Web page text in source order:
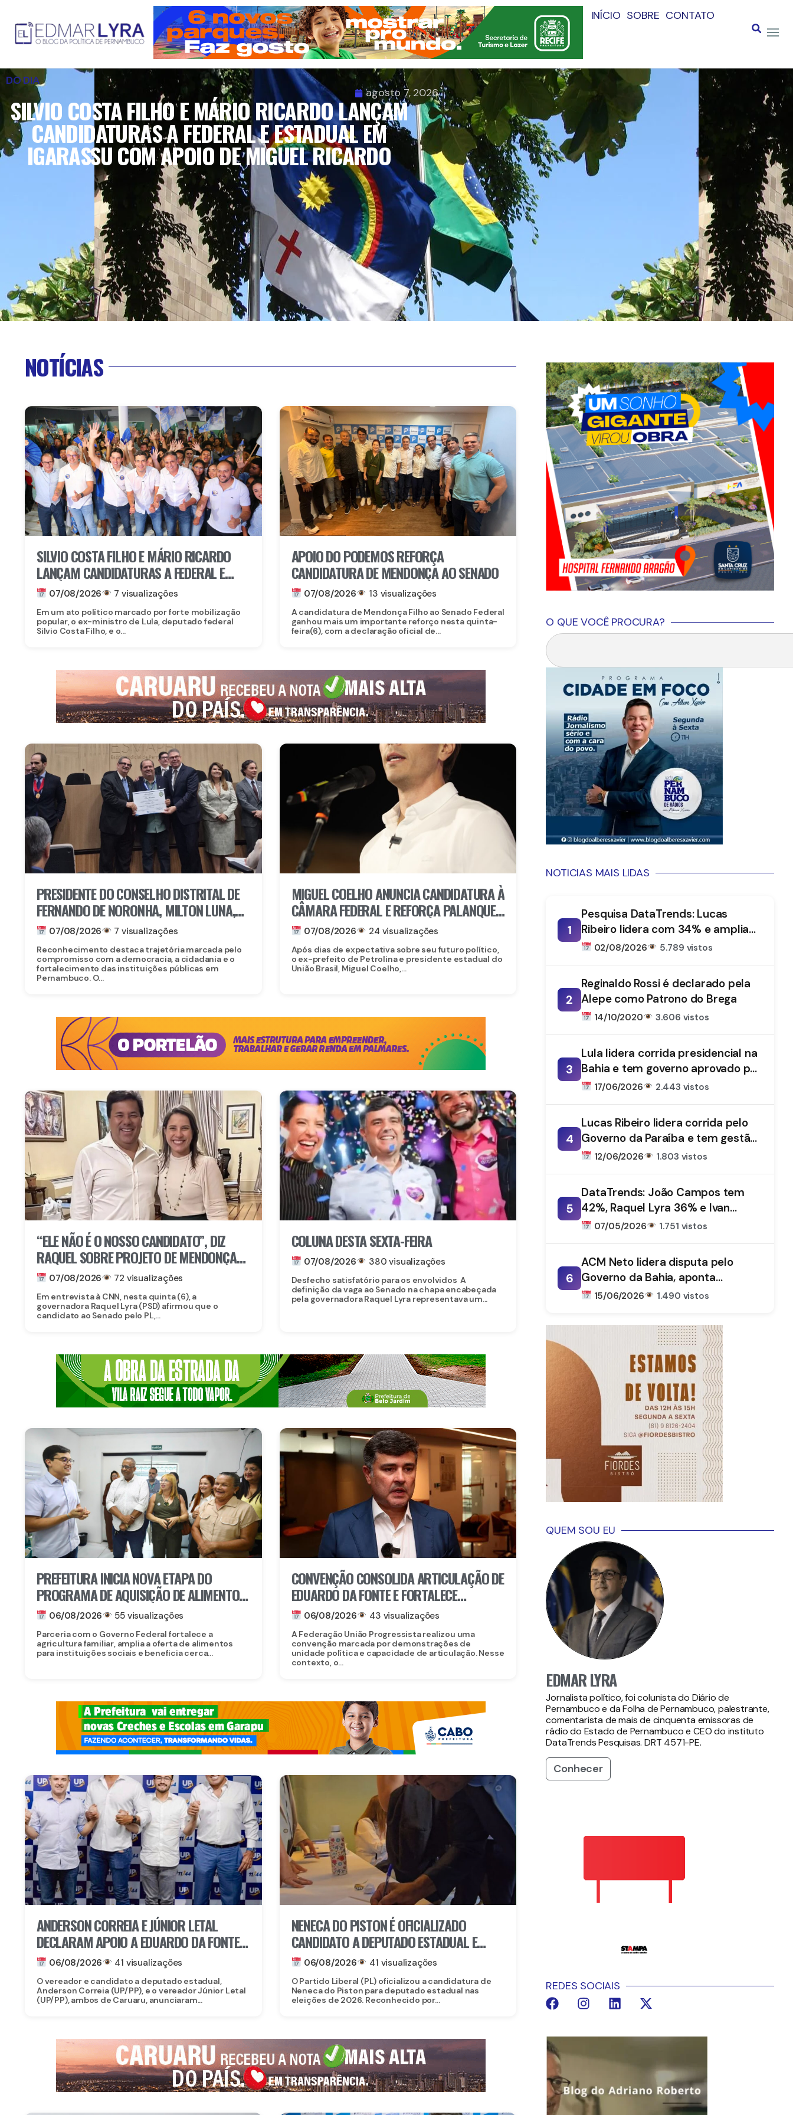
INÍCIO SOBRE CONTATO
DO DIA
agosto 7, 2026
SILVIO COSTA FILHO E MÁRIO RICARDO LANÇAM
CANDIDATURAS A FEDERAL E ESTADUAL EM
IGARASSU COM APOIO DE MIGUEL RICARDO
NOTÍCIAS
SILVIO COSTA FILHO E MÁRIO RICARDO
LANÇAM CANDIDATURAS A FEDERAL E
ESTADUAL EM IGARASSU COM APOIO DE
MIGUEL RICARDO
07/08/2026 7 visualizações
Em um ato político marcado por forte mobilização
popular, o ex-ministro de Lula, deputado federal
Silvio Costa Filho, e o...
APOIO DO PODEMOS REFORÇA
CANDIDATURA DE MENDONÇA AO SENADO
07/08/2026 13 visualizações
A candidatura de Mendonça Filho ao Senado Federal
ganhou mais um importante reforço nesta quinta-
feira(6), com a declaração oficial de...
PRESIDENTE DO CONSELHO DISTRITAL DE
FERNANDO DE NORONHA, MILTON LUNA,
RECEBE MEDALHA DO MÉRITO ELEITORAL
FREI CANECA, UMA DAS MAIORES
HONRARIAS DO TRE-PE
07/08/2026 7 visualizações
Reconhecimento destaca trajetória marcada pelo
compromisso com a democracia, a cidadania e o
fortalecimento das instituições públicas em
Pernambuco. O...
MIGUEL COELHO ANUNCIA CANDIDATURA À
CÂMARA FEDERAL E REFORÇA PALANQUE
DE RAQUEL LYRA EM PERNAMBUCO
07/08/2026 24 visualizações
Após dias de expectativa sobre seu futuro político,
o ex-prefeito de Petrolina e presidente estadual do
União Brasil, Miguel Coelho,...
“ELE NÃO É O NOSSO CANDIDATO”, DIZ
RAQUEL SOBRE PROJETO DE MENDONÇA
AO SENADO
07/08/2026 72 visualizações
Em entrevista à CNN, nesta quinta (6), a
governadora Raquel Lyra (PSD) afirmou que o
candidato ao Senado pelo PL,...
COLUNA DESTA SEXTA-FEIRA
07/08/2026 380 visualizações
Desfecho satisfatório para os envolvidos A
definição da vaga ao Senado na chapa encabeçada
pela governadora Raquel Lyra representava um...
PREFEITURA INICIA NOVA ETAPA DO
PROGRAMA DE AQUISIÇÃO DE ALIMENTOS
E ANUNCIA CRIAÇÃO DO PAA RECIFE
06/08/2026 55 visualizações
Parceria com o Governo Federal fortalece a
agricultura familiar, amplia a oferta de alimentos
para instituições sociais e beneficia cerca...
CONVENÇÃO CONSOLIDA ARTICULAÇÃO DE
EDUARDO DA FONTE E FORTALECE
PROJETO PARA O SENADO
06/08/2026 43 visualizações
A Federação União Progressista realizou uma
convenção marcada por demonstrações de
unidade política e capacidade de articulação. Nesse
contexto, o...
ANDERSON CORREIA E JÚNIOR LETAL
DECLARAM APOIO A EDUARDO DA FONTE
PARA O SENADO E LULA DA FONTE PARA
DEPUTADO FEDERAL
06/08/2026 41 visualizações
O vereador e candidato a deputado estadual,
Anderson Correia (UP/PP), e o vereador Júnior Letal
(UP/PP), ambos de Caruaru, anunciaram...
NENECA DO PISTON É OFICIALIZADO
CANDIDATO A DEPUTADO ESTADUAL E
FORTALECE CHAPA DO PL EM
PERNAMBUCO
06/08/2026 41 visualizações
O Partido Liberal (PL) oficializou a candidatura de
Neneca do Piston para deputado estadual nas
eleições de 2026. Reconhecido por...
O QUE VOCÊ PROCURA?
NOTICIAS MAIS LIDAS
1
Pesquisa DataTrends: Lucas
Ribeiro lidera com 34% e amplia
vantagem na disputa pelo
02/08/2026 5.789 vistos
2
Reginaldo Rossi é declarado pela
Alepe como Patrono do Brega
14/10/2020 3.606 vistos
3
Lula lidera corrida presidencial na
Bahia e tem governo aprovado por
61%, aponta DataTrends
17/06/2026 2.443 vistos
4
Lucas Ribeiro lidera corrida pelo
Governo da Paraíba e tem gestão
aprovada por 66%, aponta
12/06/2026 1.803 vistos
5
DataTrends: João Campos tem
42%, Raquel Lyra 36% e Ivan
Moraes 1%
07/05/2026 1.751 vistos
6
ACM Neto lidera disputa pelo
Governo da Bahia, aponta
DataTrends
15/06/2026 1.490 vistos
QUEM SOU EU
EDMAR LYRA
Jornalista político, foi colunista do Diário de
Pernambuco e da Folha de Pernambuco, palestrante,
comentarista de mais de cinquenta emissoras de
rádio do Estado de Pernambuco e CEO do instituto
DataTrends Pesquisas. DRT 4571-PE.
Conhecer
REDES SOCIAIS